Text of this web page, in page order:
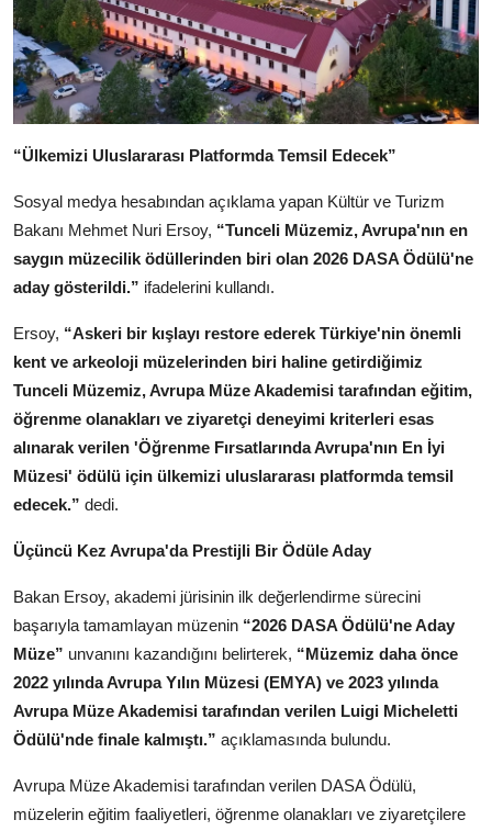
“Ülkemizi Uluslararası Platformda Temsil Edecek”
Sosyal medya hesabından açıklama yapan Kültür ve Turizm
Bakanı Mehmet Nuri Ersoy, “Tunceli Müzemiz, Avrupa'nın en
saygın müzecilik ödüllerinden biri olan 2026 DASA Ödülü'ne
aday gösterildi.” ifadelerini kullandı.
Ersoy, “Askeri bir kışlayı restore ederek Türkiye'nin önemli
kent ve arkeoloji müzelerinden biri haline getirdiğimiz
Tunceli Müzemiz, Avrupa Müze Akademisi tarafından eğitim,
öğrenme olanakları ve ziyaretçi deneyimi kriterleri esas
alınarak verilen 'Öğrenme Fırsatlarında Avrupa'nın En İyi
Müzesi' ödülü için ülkemizi uluslararası platformda temsil
edecek.” dedi.
Üçüncü Kez Avrupa'da Prestijli Bir Ödüle Aday
Bakan Ersoy, akademi jürisinin ilk değerlendirme sürecini
başarıyla tamamlayan müzenin “2026 DASA Ödülü'ne Aday
Müze” unvanını kazandığını belirterek, “Müzemiz daha önce
2022 yılında Avrupa Yılın Müzesi (EMYA) ve 2023 yılında
Avrupa Müze Akademisi tarafından verilen Luigi Micheletti
Ödülü'nde finale kalmıştı.” açıklamasında bulundu.
Avrupa Müze Akademisi tarafından verilen DASA Ödülü,
müzelerin eğitim faaliyetleri, öğrenme olanakları ve ziyaretçilere